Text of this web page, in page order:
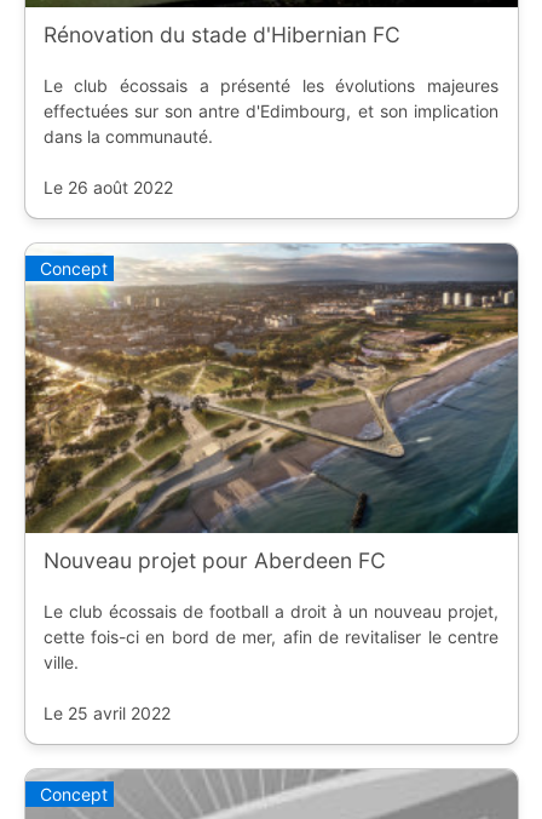
Rénovation du stade d'Hibernian FC
Le club écossais a présenté les évolutions majeures
effectuées sur son antre d'Edimbourg, et son implication
dans la communauté.
Le 26 août 2022
Concept
Nouveau projet pour Aberdeen FC
Le club écossais de football a droit à un nouveau projet,
cette fois-ci en bord de mer, afin de revitaliser le centre
ville.
Le 25 avril 2022
Concept